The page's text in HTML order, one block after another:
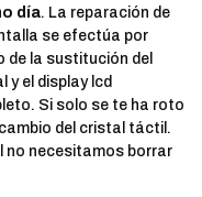
día. La reparación de
se efectúa por
de la sustitución del
y el display lcd
Si solo se te ha roto
del cristal táctil.
no necesitamos borrar